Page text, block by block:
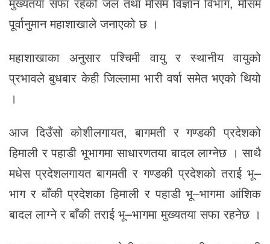
पूर्वानुमान महाशाखाले जनाएको छ ।
महाशाखाका अनुसार पश्चिमी वायु र स्थानीय वायुको
प्रभावले बुधबार केही जिल्लामा भारी वर्षा समेत भएको थियो
।
आज दिउँसो कोशीलगायत, बागमती र गण्डकी प्रदेशको
हिमाली र पहाडी भूभागमा साधारणतया बादल लाग्नेछ । साथै
मधेस प्रदेशलगायत बागमती र गण्डकी प्रदेशको तराई भू–
भाग र बाँकी प्रदेशका हिमाली र पहाडी भू–भागमा आंशिक
बादल लाग्ने र बाँकी तराई भू–भागमा मुख्यतया सफा रहनेछ ।